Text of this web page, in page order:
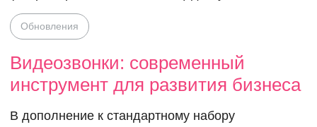
Обновления
Видеозвонки: современный
инструмент для развития бизнеса
В дополнение к стандартному набору